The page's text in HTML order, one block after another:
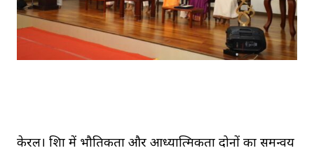
केरल। शिक्षा में भौतिकता और आध्यात्मिकता दोनों का समन्वय